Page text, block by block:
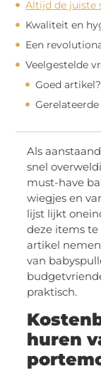
Altijd de juiste
Kwaliteit en
Een
Veelgestelde
Goed
Als
snel
must-have
wiegjes en
lijst lijkt
deze items
artikel
van
praktisch.
huren